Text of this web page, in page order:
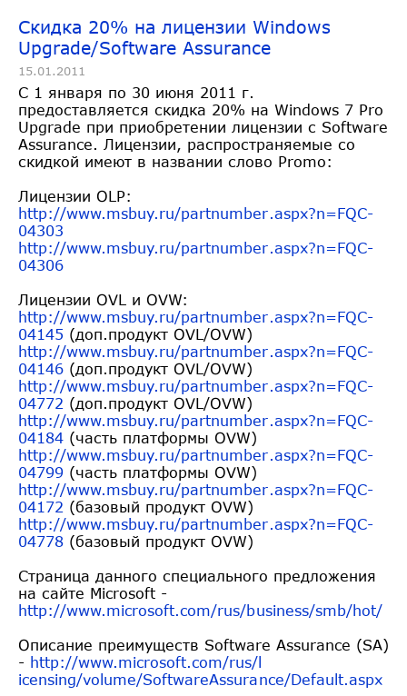
Скидка 20% на лицензии Windows
Upgrade/Software Assurance
15.01.2011
С 1 января по 30 июня 2011 г.
предоставляется скидка 20% на Windows 7 Pro
Upgrade при приобретении лицензии с Software
Assurance. Лицензии, распространяемые со
скидкой имеют в названии слово Promo:
Лицензии OLP:
http://www.msbuy.ru/partnumber.aspx?n=FQC-
04303
http://www.msbuy.ru/partnumber.aspx?n=FQC-
04306
Лицензии OVL и OVW:
http://www.msbuy.ru/partnumber.aspx?n=FQC-
04145 (доп.продукт OVL/OVW)
http://www.msbuy.ru/partnumber.aspx?n=FQC-
04146 (доп.продукт OVL/OVW)
http://www.msbuy.ru/partnumber.aspx?n=FQC-
04772 (доп.продукт OVL/OVW)
http://www.msbuy.ru/partnumber.aspx?n=FQC-
04184 (часть платформы OVW)
http://www.msbuy.ru/partnumber.aspx?n=FQC-
04799 (часть платформы OVW)
http://www.msbuy.ru/partnumber.aspx?n=FQC-
04172 (базовый продукт OVW)
http://www.msbuy.ru/partnumber.aspx?n=FQC-
04778 (базовый продукт OVW)
Страница данного специального предложения
на сайте Microsoft -
http://www.microsoft.com/rus/business/smb/hot/
Описание преимуществ Software Assurance (SA)
- http://www.microsoft.com/rus/l
icensing/volume/SoftwareAssurance/Default.aspx